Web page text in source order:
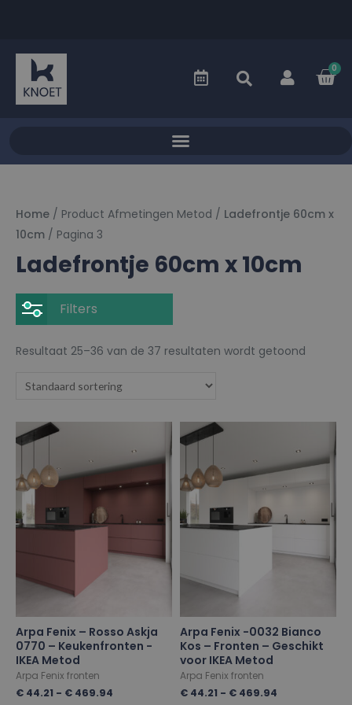
0
Home / Product Afmetingen Metod / Ladefrontje 60cm x
10cm / Pagina 3
Ladefrontje 60cm x 10cm
Filters
Resultaat 25–36 van de 37 resultaten wordt getoond
Arpa Fenix – Rosso Askja
0770 – Keukenfronten -
IKEA Metod
Arpa Fenix fronten
€ 44.21 - € 469.94
Arpa Fenix -0032 Bianco
Kos – Fronten – Geschikt
voor IKEA Metod
Arpa Fenix fronten
€ 44.21 - € 469.94